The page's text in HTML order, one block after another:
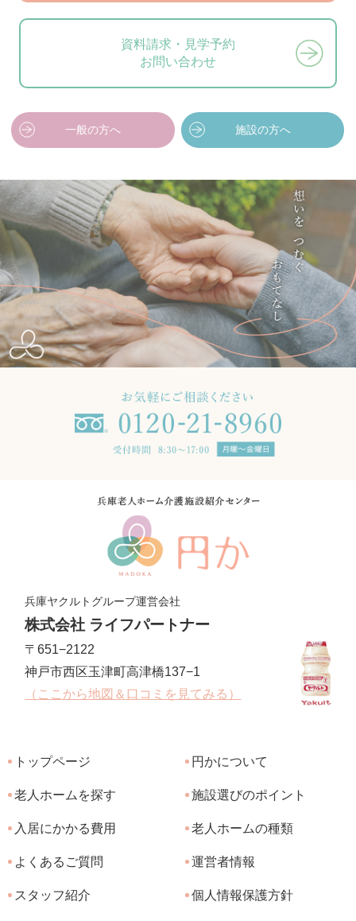
資料請求・見学予約
お問い合わせ
一般の方へ 施設の方へ
兵庫ヤクルトグループ運営会社
株式会社 ライフパートナー
〒651−2122
神戸市西区玉津町高津橋137−1
（ここから地図＆口コミを見てみる）
トップページ 円かについて
老人ホームを探す 施設選びのポイント
入居にかかる費用 老人ホームの種類
よくあるご質問 運営者情報
スタッフ紹介 個人情報保護方針